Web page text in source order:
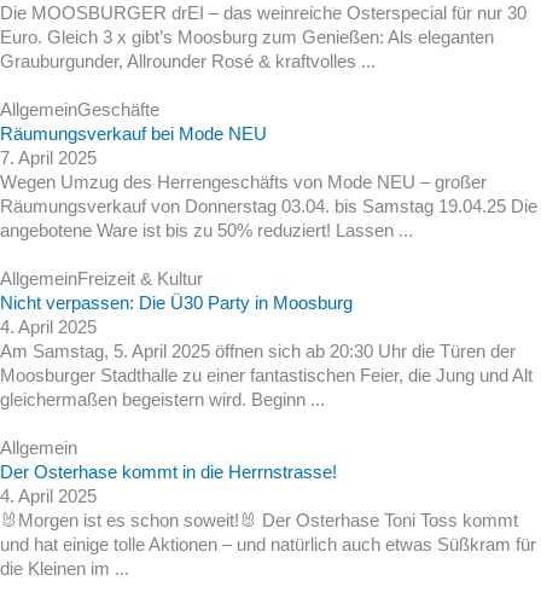
Die MOOSBURGER drEI – das weinreiche Osterspecial für nur 30
Euro. Gleich 3 x gibt’s Moosburg zum Genießen: Als eleganten
Grauburgunder, Allrounder Rosé & kraftvolles ...
AllgemeinGeschäfte
Räumungsverkauf bei Mode NEU
7. April 2025
Wegen Umzug des Herrengeschäfts von Mode NEU – großer
Räumungsverkauf von Donnerstag 03.04. bis Samstag 19.04.25 Die
angebotene Ware ist bis zu 50% reduziert! Lassen ...
AllgemeinFreizeit & Kultur
Nicht verpassen: Die Ü30 Party in Moosburg
4. April 2025
Am Samstag, 5. April 2025 öffnen sich ab 20:30 Uhr die Türen der
Moosburger Stadthalle zu einer fantastischen Feier, die Jung und Alt
gleichermaßen begeistern wird. Beginn ...
Allgemein
Der Osterhase kommt in die Herrnstrasse!
4. April 2025
🐰Morgen ist es schon soweit!🐰 Der Osterhase Toni Toss kommt
und hat einige tolle Aktionen – und natürlich auch etwas Süßkram für
die Kleinen im ...